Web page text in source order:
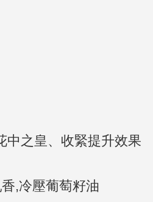
中之皇、收緊提升效果
,冷壓葡萄籽油